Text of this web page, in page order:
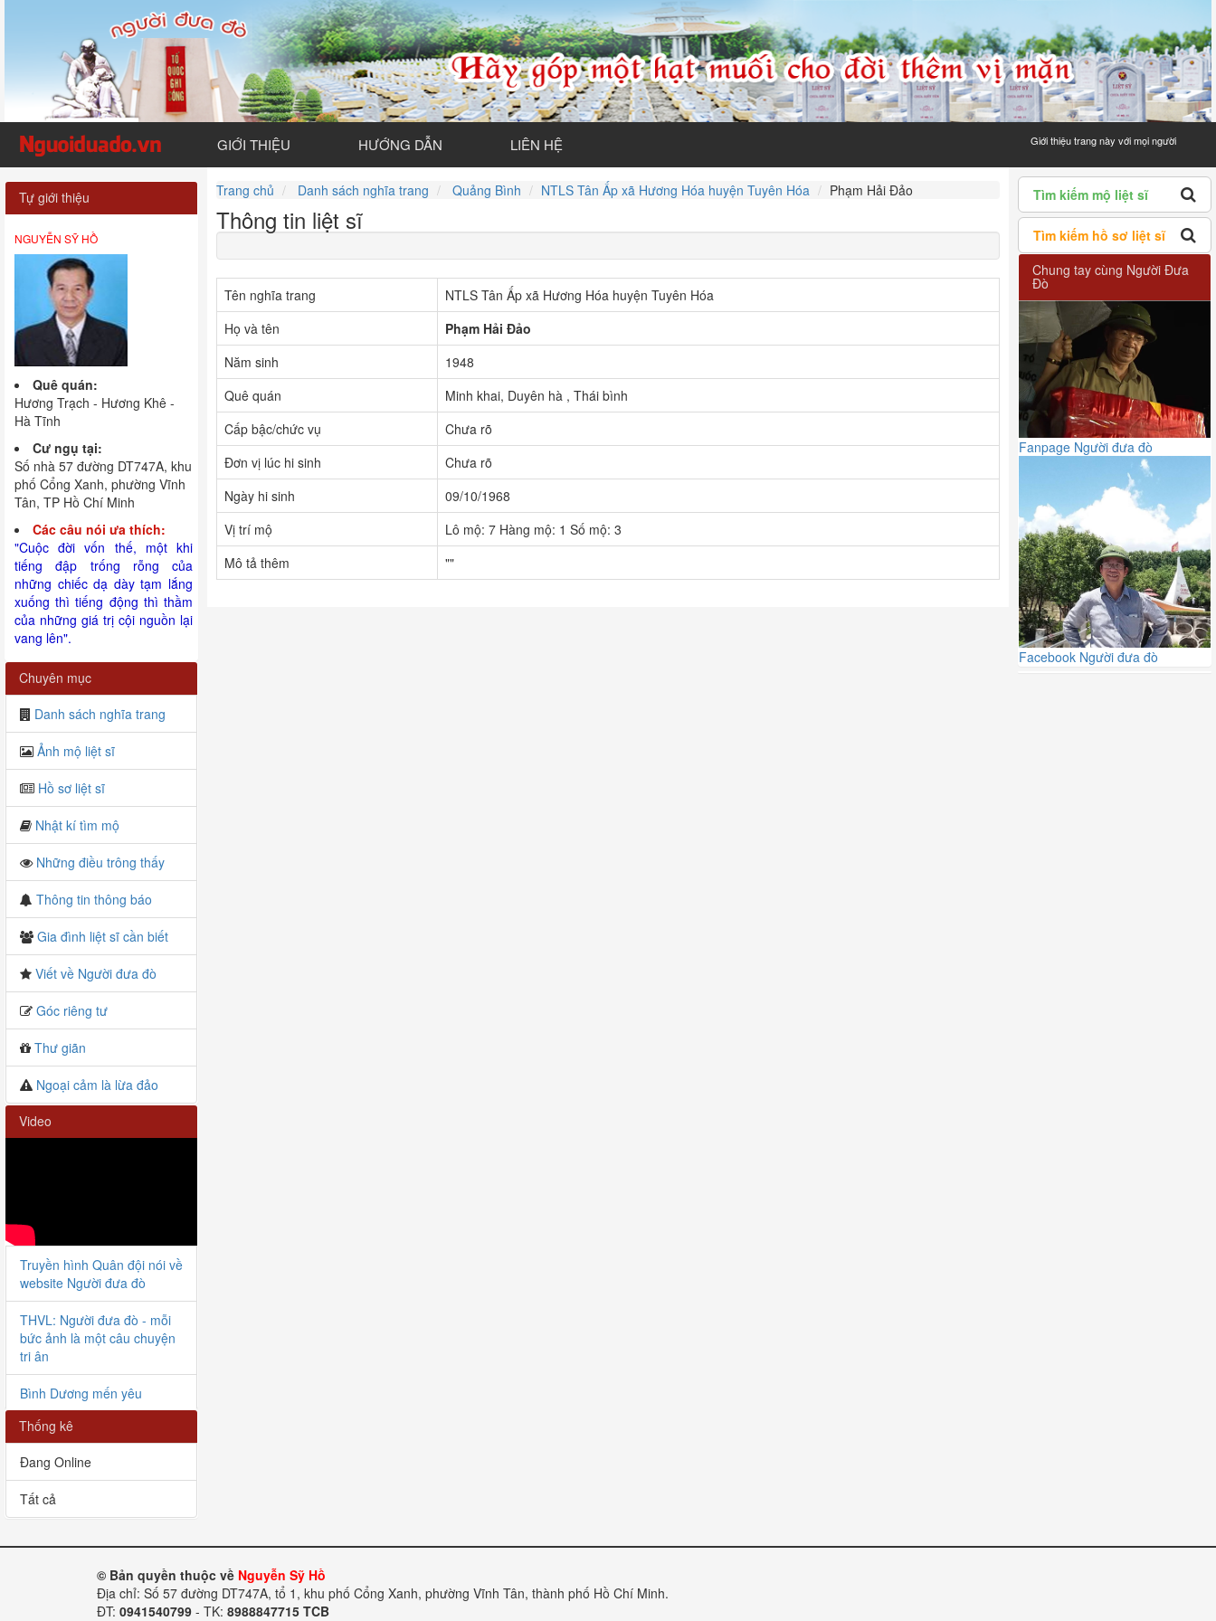
GIỚI THIỆU HƯỚNG DẪN LIÊN HỆ Giới thiệu trang này với mọi người
Tìm kiếm mộ liệt sĩ
Tìm kiếm hồ sơ liệt sĩ
Chung tay cùng Người Đưa
Đò
Fanpage Người đưa đò
Facebook Người đưa đò
Trang chủ Danh sách nghĩa trang Quảng Bình NTLS Tân Ấp xã Hương Hóa huyện Tuyên Hóa Phạm Hải Đảo
Thông tin liệt sĩ
Tên nghĩa trang
NTLS Tân Ấp xã Hương Hóa huyện Tuyên Hóa
Họ và tên
Phạm Hải Đảo
Năm sinh
1948
Quê quán
Minh khai, Duyên hà , Thái bình
Cấp bậc/chức vụ
Chưa rõ
Đơn vị lúc hi sinh
Chưa rõ
Ngày hi sinh
09/10/1968
Vị trí mộ
Lô mộ: 7 Hàng mộ: 1 Số mộ: 3
Mô tả thêm
""
Tự giới thiệu
NGUYỄN SỸ HỒ
Quê quán:
Hương Trạch - Hương Khê -
Hà Tĩnh
Cư ngụ tại:
Số nhà 57 đường DT747A, khu
phố Cổng Xanh, phường Vĩnh
Tân, TP Hồ Chí Minh
Các câu nói ưa thích:
"Cuộc đời vốn thế, một khi
tiếng đập trống rỗng của
những chiếc dạ dày tạm lắng
xuống thì tiếng động thì thầm
của những giá trị cội nguồn lại
vang lên".
Chuyên mục
Danh sách nghĩa trang
Ảnh mộ liệt sĩ
Hồ sơ liệt sĩ
Nhật kí tìm mộ
Những điều trông thấy
Thông tin thông báo
Gia đình liệt sĩ cần biết
Viết về Người đưa đò
Góc riêng tư
Thư giãn
Ngoại cảm là lừa đảo
Video
Truyền hình Quân đội nói về
website Người đưa đò
THVL: Người đưa đò - mỗi
bức ảnh là một câu chuyện
tri ân
Bình Dương mến yêu
Hoa đời thường (VTV)
Người đưa đò giao lưu với
VOV
Bàn giao HCLS Lê Tiến
Bàn giao 6 HCLS tại Nghị
Thống kê
Đang Online
Tất cả
© Bản quyền thuộc về Nguyễn Sỹ Hồ
Địa chỉ: Số 57 đường DT747A, tổ 1, khu phố Cổng Xanh, phường Vĩnh Tân, thành phố Hồ Chí Minh.
ĐT: 0941540799 - TK: 8988847715 TCB